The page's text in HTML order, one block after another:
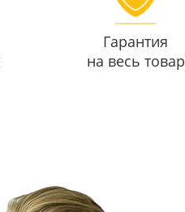
Гарантия
на весь товар